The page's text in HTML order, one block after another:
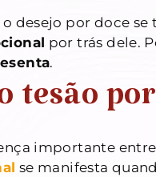
o desejo por doce
por trás dele.
.
tesão
importante
se manifesta